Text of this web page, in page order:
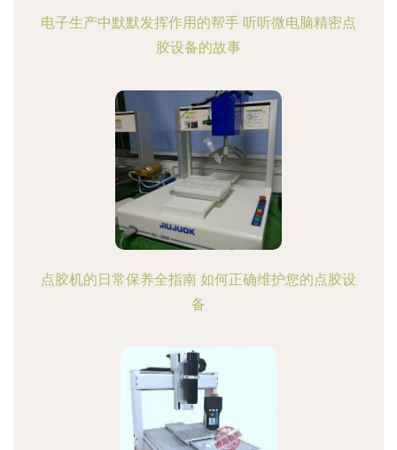
电子生产中默默发挥作用的帮手 听听微电脑精密点
胶设备的故事
点胶机的日常保养全指南 如何正确维护您的点胶设
备